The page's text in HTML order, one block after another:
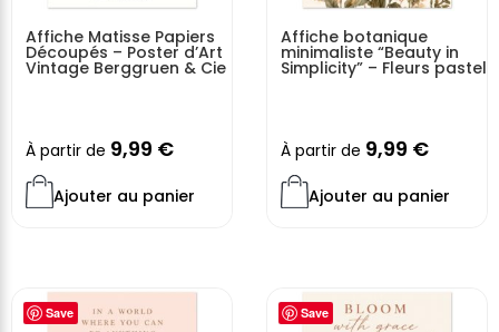
Affiche Matisse Papiers
Découpés – Poster d’Art
Vintage Berggruen & Cie
À partir de 9,99 €
Ajouter au panier
Affiche botanique
minimaliste “Beauty in
Simplicity” – Fleurs pastel
À partir de 9,99 €
Ajouter au panier
Save Save